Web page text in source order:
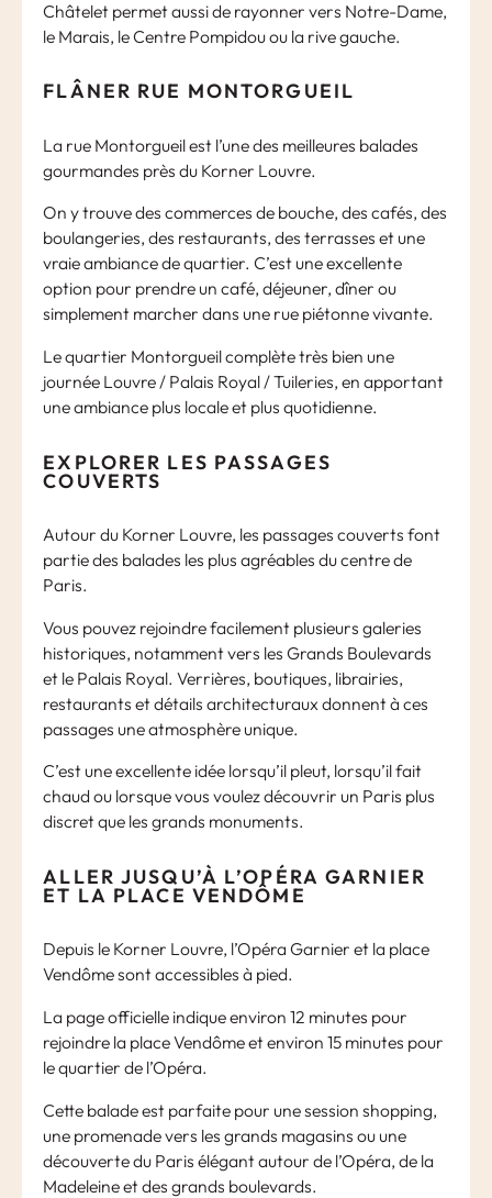
Châtelet permet aussi de rayonner vers Notre-Dame,
le Marais, le Centre Pompidou ou la rive gauche.
FLÂNER RUE MONTORGUEIL
La rue Montorgueil est l’une des meilleures balades
gourmandes près du Korner Louvre.
On y trouve des commerces de bouche, des cafés, des
boulangeries, des restaurants, des terrasses et une
vraie ambiance de quartier. C’est une excellente
option pour prendre un café, déjeuner, dîner ou
simplement marcher dans une rue piétonne vivante.
Le quartier Montorgueil complète très bien une
journée Louvre / Palais Royal / Tuileries, en apportant
une ambiance plus locale et plus quotidienne.
EXPLORER LES PASSAGES
COUVERTS
Autour du Korner Louvre, les passages couverts font
partie des balades les plus agréables du centre de
Paris.
Vous pouvez rejoindre facilement plusieurs galeries
historiques, notamment vers les Grands Boulevards
et le Palais Royal. Verrières, boutiques, librairies,
restaurants et détails architecturaux donnent à ces
passages une atmosphère unique.
C’est une excellente idée lorsqu’il pleut, lorsqu’il fait
chaud ou lorsque vous voulez découvrir un Paris plus
discret que les grands monuments.
ALLER JUSQU’À L’OPÉRA GARNIER
ET LA PLACE VENDÔME
Depuis le Korner Louvre, l’Opéra Garnier et la place
Vendôme sont accessibles à pied.
La page officielle indique environ 12 minutes pour
rejoindre la place Vendôme et environ 15 minutes pour
le quartier de l’Opéra.
Cette balade est parfaite pour une session shopping,
une promenade vers les grands magasins ou une
découverte du Paris élégant autour de l’Opéra, de la
Madeleine et des grands boulevards.